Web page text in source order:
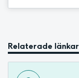
Relaterade länkar